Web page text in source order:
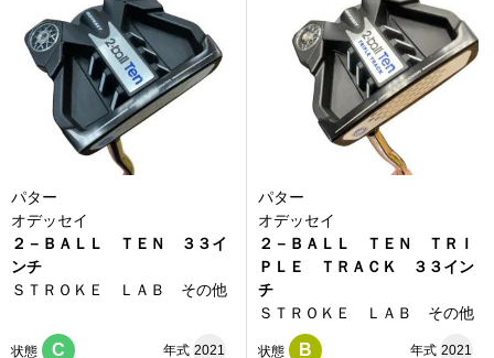
パター
オデッセイ
２－ＢＡＬＬ ＴＥＮ ３３イ
ンチ
ＳＴＲＯＫＥ ＬＡＢ その他
状態 C 年式 2021
パター
オデッセイ
２－ＢＡＬＬ ＴＥＮ ＴＲＩ
ＰＬＥ ＴＲＡＣＫ ３３イン
チ
ＳＴＲＯＫＥ ＬＡＢ その他
状態 B 年式 2021